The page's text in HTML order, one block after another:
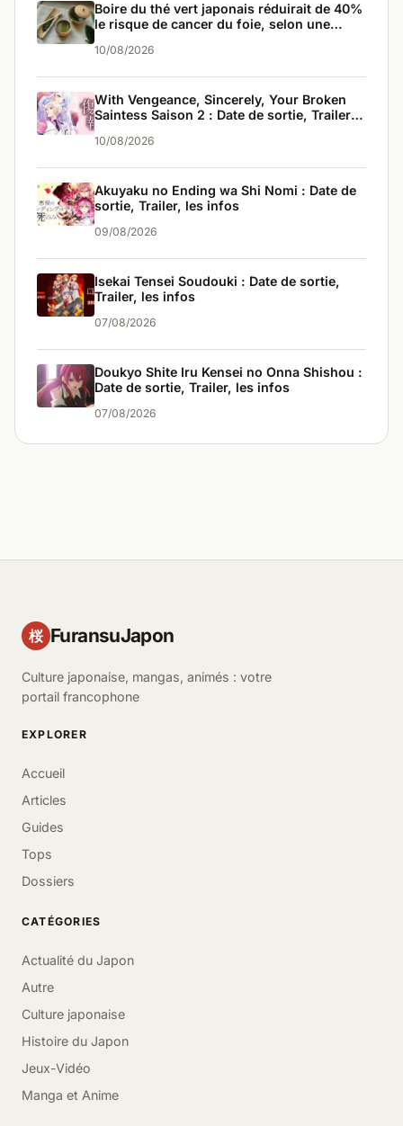
Boire du thé vert japonais réduirait de 40%
le risque de cancer du foie, selon une
10/08/2026
With Vengeance, Sincerely, Your Broken
Saintess Saison 2 : Date de sortie, Trailer,
10/08/2026
Akuyaku no Ending wa Shi Nomi : Date de
sortie, Trailer, les infos
09/08/2026
Isekai Tensei Soudouki : Date de sortie,
Trailer, les infos
07/08/2026
Doukyo Shite Iru Kensei no Onna Shishou :
Date de sortie, Trailer, les infos
07/08/2026
桜 FuransuJapon
Culture japonaise, mangas, animés : votre
portail francophone
EXPLORER
Accueil
Articles
Guides
Tops
Dossiers
CATÉGORIES
Actualité du Japon
Autre
Culture japonaise
Histoire du Japon
Jeux-Vidéo
Manga et Anime